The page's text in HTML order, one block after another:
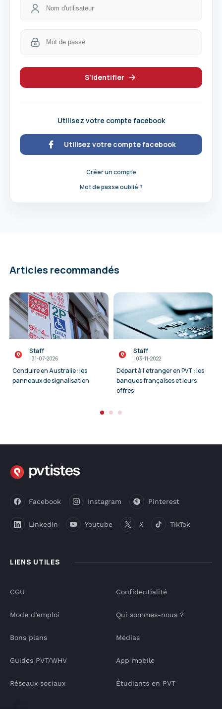
S'identifier
Utilisez votre compte facebook
Utilisez votre compte facebook
Créer un compte
Mot de passe oublié ?
Articles recommandés
Staff
I 31-07-2026
Conduire en Australie : les
panneaux de signalisation
Staff
I 03-11-2022
Départ à l’étranger en PVT : les
banques françaises et leurs
offres
Facebook Instagram Pinterest
Linkedin Youtube X TikTok
LIENS UTILES
CGU
Mode d’emploi
Bons plans
Guides PVT/WHV
Réseaux sociaux
Confidentialité
Qui sommes-nous ?
Médias
App mobile
Étudiants en PVT